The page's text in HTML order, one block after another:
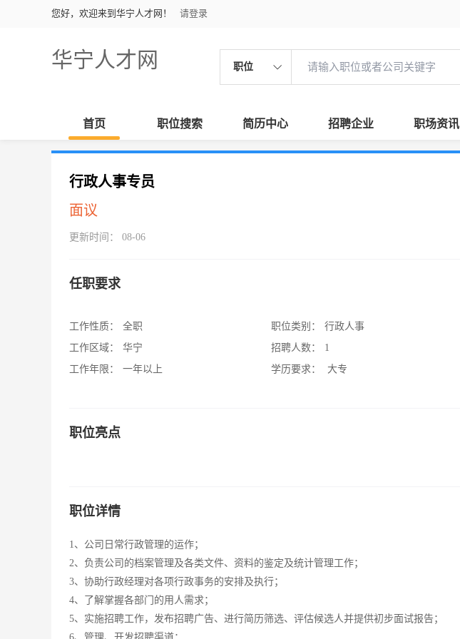
您好，欢迎来到华宁人才网！ 请登录
华宁人才网 职位
首页 职位搜索 简历中心 招聘企业 职场资讯
行政人事专员
面议
更新时间： 08-06
任职要求
工作性质：
全职
工作区域：
华宁
工作年限：
一年以上
职位类别：
行政人事
招聘人数：
1
学历要求：
大专
职位亮点
职位详情
1、公司日常行政管理的运作；
2、负责公司的档案管理及各类文件、资料的鉴定及统计管理工作；
3、协助行政经理对各项行政事务的安排及执行；
4、了解掌握各部门的用人需求；
5、实施招聘工作，发布招聘广告、进行简历筛选、评估候选人并提供初步面试报告；